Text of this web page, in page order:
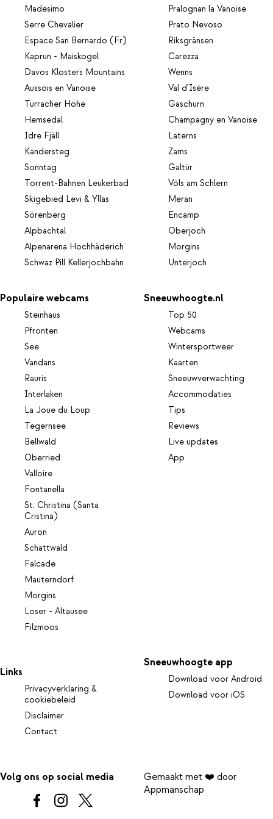
Madesimo
Serre Chevalier
Espace San Bernardo (Fr)
Kaprun - Maiskogel
Davos Klosters Mountains
Aussois en Vanoise
Turracher Höhe
Hemsedal
Idre Fjäll
Kandersteg
Sonntag
Torrent-Bahnen Leukerbad
Skigebied Levi & Ylläs
Sörenberg
Alpbachtal
Alpenarena Hochhäderich
Schwaz Pill Kellerjochbahn
Pralognan la Vanoise
Prato Nevoso
Riksgränsen
Carezza
Wenns
Val d'Isère
Gaschurn
Champagny en Vanoise
Laterns
Zams
Galtür
Völs am Schlern
Meran
Encamp
Oberjoch
Morgins
Unterjoch
Populaire webcams
Steinhaus
Pfronten
See
Vandans
Rauris
Interlaken
La Joue du Loup
Tegernsee
Bellwald
Oberried
Valloire
Fontanella
St. Christina (Santa
Cristina)
Auron
Schattwald
Falcade
Mauterndorf
Morgins
Loser - Altausee
Filzmoos
Sneeuwhoogte.nl
Top 50
Webcams
Wintersportweer
Kaarten
Sneeuwverwachting
Accommodaties
Tips
Reviews
Live updates
App
Links
Privacyverklaring &
cookiebeleid
Disclaimer
Contact
Sneeuwhoogte app
Download voor Android
Download voor iOS
Volg ons op social media
Gemaakt met ❤️ door
Appmanschap